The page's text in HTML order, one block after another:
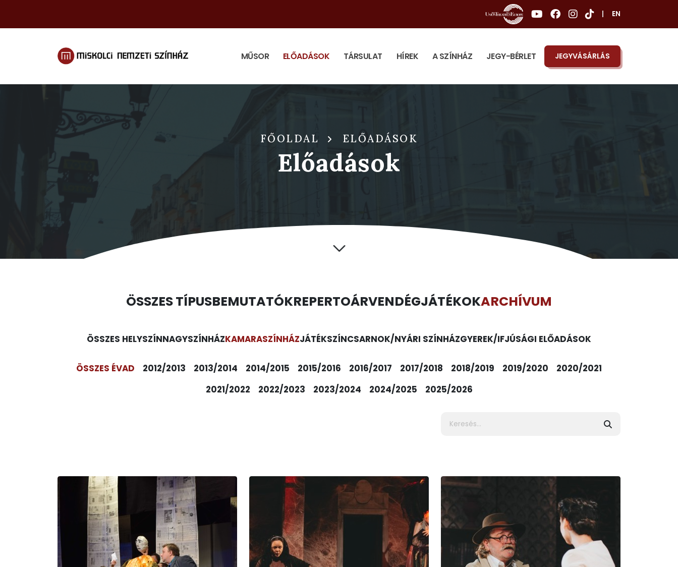
EN
MŰSOR ELŐADÁSOK TÁRSULAT HÍREK A SZÍNHÁZ JEGY-BÉRLET JEGYVÁSÁRLÁS
FŐOLDAL ELŐADÁSOK
Előadások
ÖSSZES TÍPUSBEMUTATÓKREPERTOÁRVENDÉGJÁTÉKOKARCHÍVUM
ÖSSZES HELYSZÍNNAGYSZÍNHÁZKAMARASZÍNHÁZJÁTÉKSZÍNCSARNOK/NYÁRI SZÍNHÁZGYEREK/IFJÚSÁGI ELŐADÁSOK
ÖSSZES ÉVAD 2012/2013 2013/2014 2014/2015 2015/2016 2016/2017 2017/2018 2018/2019 2019/2020
2020/2021
2021/2022
2022/2023 2023/2024 2024/2025 2025/2026